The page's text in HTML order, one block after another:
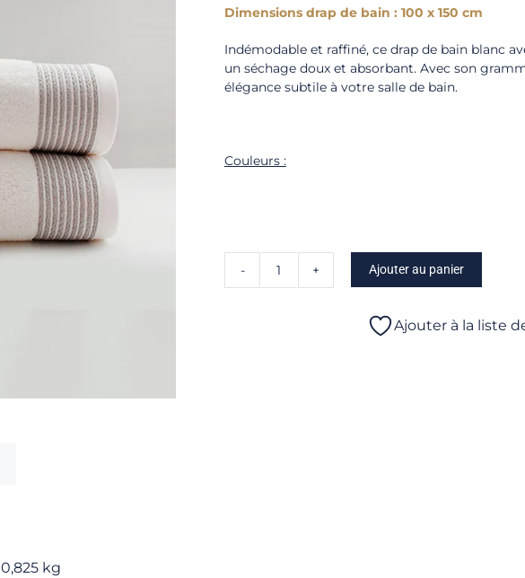
Dimensions drap de bain : 100 x 150 cm
Indémodable et raffiné, ce drap de bain blanc
un séchage doux et absorbant. Avec son
élégance subtile à votre salle de bain.
Couleurs :
quantité
Ajouter au panier
Ajouter à la liste
0,825 kg